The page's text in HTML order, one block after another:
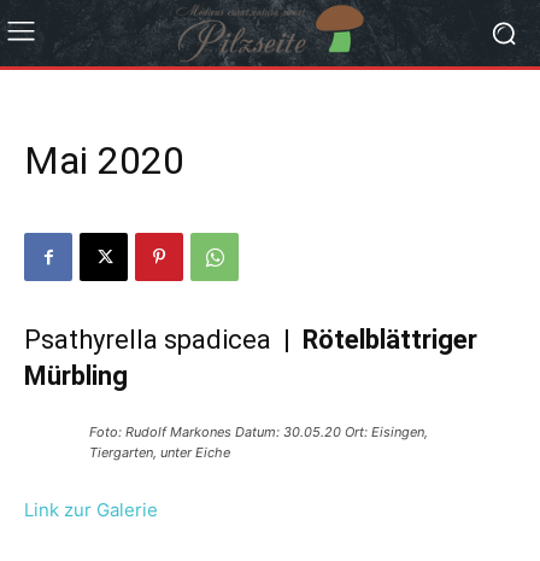
Mai 2020
Psathyrella spadicea | Rötelblättriger
Mürbling
Foto: Rudolf Markones Datum: 30.05.20 Ort: Eisingen,
Tiergarten, unter Eiche
Link zur Galerie